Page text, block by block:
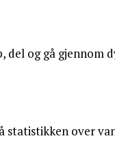
del og gå gjennom
statistikken over